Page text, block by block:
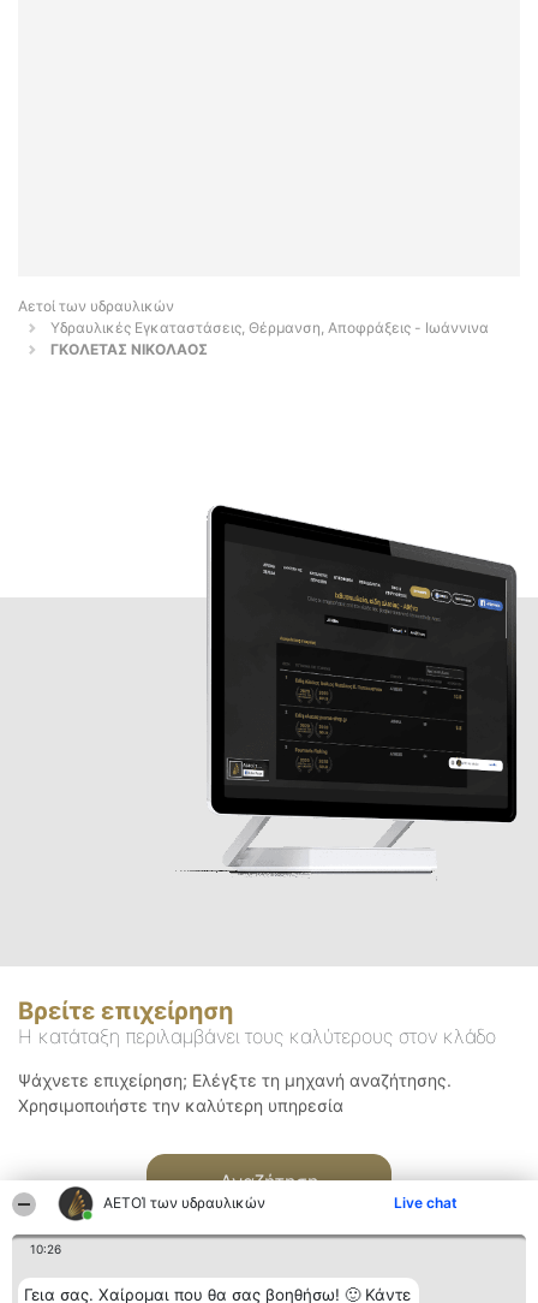
ΑΕΤΟΊ των υδραυλικών Live chat
10:26
Γεια σας. Χαίρομαι που θα σας βοηθήσω! 🙂 Κάντε
Αετοί των υδραυλικών
Υδραυλικές Εγκαταστάσεις, Θέρμανση, Αποφράξεις - Ιωάννινα
ΓΚΟΛΕΤΑΣ ΝΙΚΟΛΑΟΣ
Βρείτε επιχείρηση
Η κατάταξη περιλαμβάνει τους καλύτερους στον κλάδο
Ψάχνετε επιχείρηση; Ελέγξτε τη μηχανή αναζήτησης.
Χρησιμοποιήστε την καλύτερη υπηρεσία
Αναζήτηση